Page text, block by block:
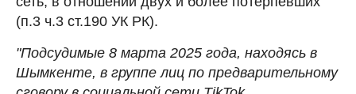
(п.3 ч.3 ст.190 УК РК).
"Подсудимые 8 марта 2025 года, находясь в
Шымкенте, в группе лиц по предварительному